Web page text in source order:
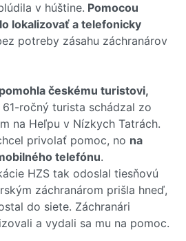
v húštine. Pomocou
lokalizovať a telefonicky
potreby zásahu záchranárov
pomohla českému turistovi,
61-ročný turista schádzal zo
na Heľpu v Nízkych Tatrách.
privolať pomoc, no na
telefónu.
HZS tak odoslal tiesňovú
záchranárom prišla hneď,
do siete. Záchranári
a vydali sa mu na pomoc.